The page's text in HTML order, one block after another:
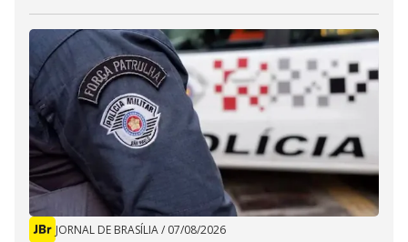
JORNAL DE BRASÍLIA/ 07/08/2026